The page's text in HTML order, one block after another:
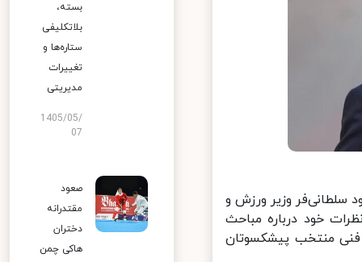
سلطانی‌فر وزیر ورزش و
خود درباره مباحث
منتخب پیشکسوتان
بسته،
بلاتکلیفی
ستاره‌ها و
تغییرات
مدیریتی
1405/05/
07
صعود
مقتدرانه
دختران
هاکی چمن